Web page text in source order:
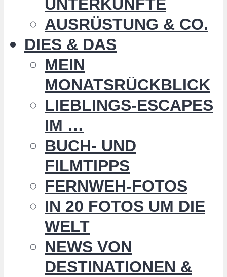
UNTERKÜNFTE
AUSRÜSTUNG & CO.
DIES & DAS
MEIN
MONATSRÜCKBLICK
LIEBLINGS-ESCAPES
IM …
BUCH- UND
FILMTIPPS
FERNWEH-FOTOS
IN 20 FOTOS UM DIE
WELT
NEWS VON
DESTINATIONEN &